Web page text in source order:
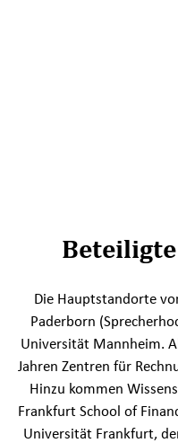
Die Hauptstandorte
Paderborn
Universität Mannheim.
Jahren Zentren für
Hinzu kommen
Frankfurt School of
Universität Frankfurt,